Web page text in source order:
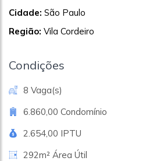
Cidade: São Paulo
Região: Vila Cordeiro
Condições
8 Vaga(s)
6.860,00 Condomínio
2.654,00 IPTU
292m² Área Útil